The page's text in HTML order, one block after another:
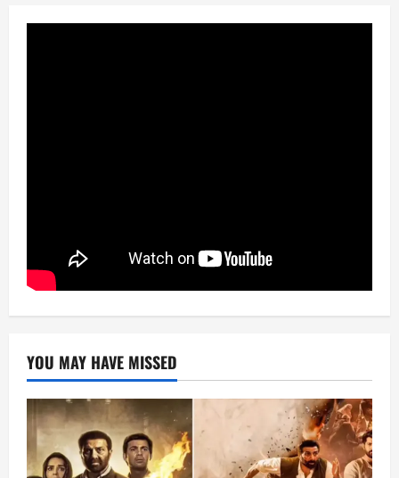
YOU MAY HAVE MISSED